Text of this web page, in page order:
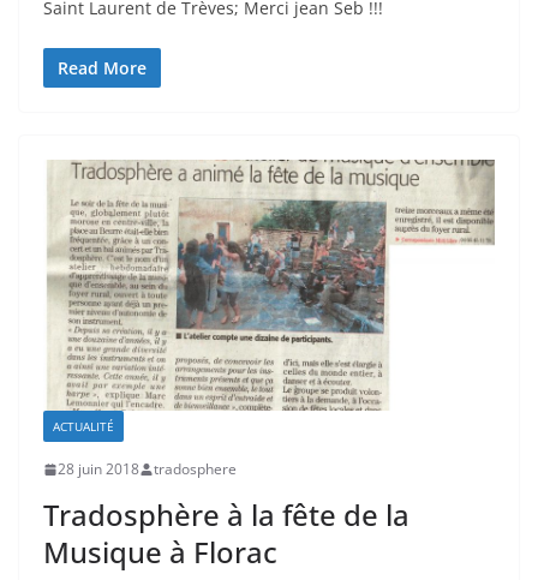
Saint Laurent de Trèves; Merci jean Seb !!!
Read More
ACTUALITÉ
28 juin 2018 tradosphere
Tradosphère à la fête de la
Musique à Florac